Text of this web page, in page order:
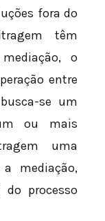
fora do
têm
o
entre
se um
ou mais
uma
mediação,
processo